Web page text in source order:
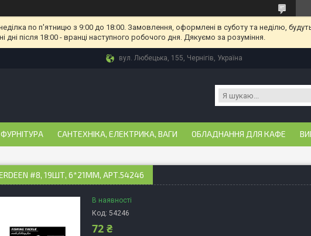
по п'ятницю з 9:00 до 18:00. Замовлення, оформлені в суботу та неділю,
дні після 18:00 - вранці наступного робочого дня. Дякуємо за розуміння.
вул. Любецька, 155, Чернігів, Україна
САНТЕХНІКА, ЕЛЕКТРИКА, ВАГИ ОБЛАДНАННЯ ДЛЯ КАФЕ
#8, 19ШТ, 6*21ММ, АРТ.54246
В наявності
Код: 54246
72 ₴